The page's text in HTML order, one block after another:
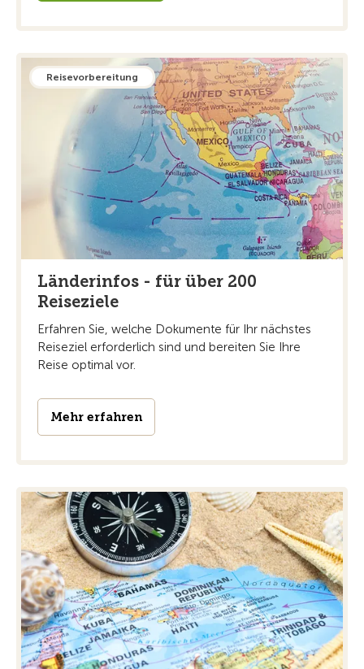
Reisevorbereitung
Länderinfos - für über 200
Reiseziele
Erfahren Sie, welche Dokumente für Ihr nächstes
Reiseziel erforderlich sind und bereiten Sie Ihre
Reise optimal vor.
Mehr erfahren